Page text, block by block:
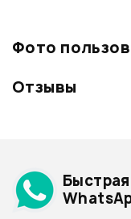
Фото
Загрузите свои
Отзывы
Архив товаров -
Архив товаров -